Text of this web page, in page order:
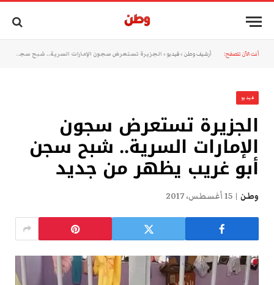
أنت الآن تتصفح: أرشيف وطن »فيديو » الجزيرة تستعرض سجون الإمارات السرية.. شبح سجن أبو غريب يظهر من جديد
فيديو
الجزيرة تستعرض سجون
الإمارات السرية.. شبح سجن
أبو غريب يظهر من جديد
وطن 15 أغسطس، 2017